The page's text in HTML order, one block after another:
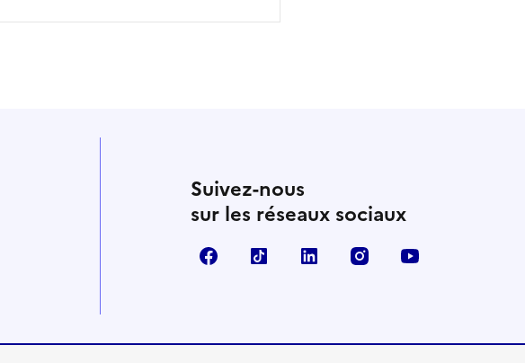
Suivez-nous
sur les réseaux sociaux
FacebookTikTok Linkedin Instagram